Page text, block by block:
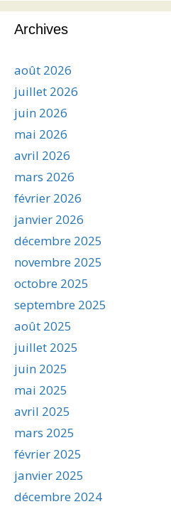
Archives
août 2026
juillet 2026
juin 2026
mai 2026
avril 2026
mars 2026
février 2026
janvier 2026
décembre 2025
novembre 2025
octobre 2025
septembre 2025
août 2025
juillet 2025
juin 2025
mai 2025
avril 2025
mars 2025
février 2025
janvier 2025
décembre 2024